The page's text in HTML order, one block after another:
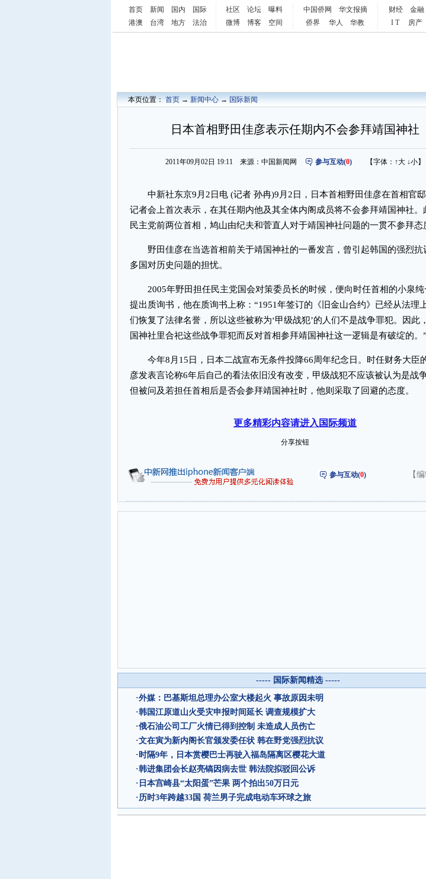
首页 新闻 国内
国际
港澳
台湾 地方 法治
社区 论坛
曝料
微博
博客 空间
中国侨网
华文报摘
侨界
华人 华教
财经 金融
I T
房产
本页位置：首页→新闻中心→国际新闻
日本首相野田佳彦表示任期内不会参拜靖国神社
2011年09月02日 19:11 来源：中国新闻网 参与互动(0) 【字体： ↑大 ↓小】
中新社东京9月2日电 (记者 孙冉)9月2日，日本首相野田佳彦在首相官
记者会上首次表示，在其任期内他及其全体内阁成员将不会参拜靖国神社。
民主党前两位首相，鸠山由纪夫和菅直人对于靖国神社问题的一贯不参拜态
野田佳彦在当选首相前关于靖国神社的一番发言，曾引起韩国的强烈抗
多国对历史问题的担忧。
2005年野田担任民主党国会对策委员长的时候，便向时任首相的小泉纯
提出质询书，他在质询书上称：“1951年签订的《旧金山合约》已经从法理
们恢复了法律名誉，所以这些被称为‘甲级战犯’的人们不是战争罪犯。因此
国神社里合祀这些战争罪犯而反对首相参拜靖国神社这一逻辑是有破绽的。”
今年8月15日，日本二战宣布无条件投降66周年纪念日。时任财务大臣
彦发表言论称6年后自己的看法依旧没有改变，甲级战犯不应该被认为是战争
但被问及若担任首相后是否会参拜靖国神社时，他则采取了回避的态度。
更多精彩内容请进入国际频道
分享按钮
参与互动(0) 【
----- 国际新闻精选 -----
·外媒：巴基斯坦总理办公室大楼起火 事故原因未明
·韩国江原道山火受灾申报时间延长 调查规模扩大
·俄石油公司工厂火情已得到控制 未造成人员伤亡
·文在寅为新内阁长官颁发委任状 韩在野党强烈抗议
·时隔9年，日本赏樱巴士再驶入福岛隔离区樱花大道
·韩进集团会长赵亮镐因病去世 韩法院拟驳回公诉
· 日本宫崎县“太阳蛋”芒果 两个拍出50万日元
·历时3年跨越33国 荷兰男子完成电动车环球之旅